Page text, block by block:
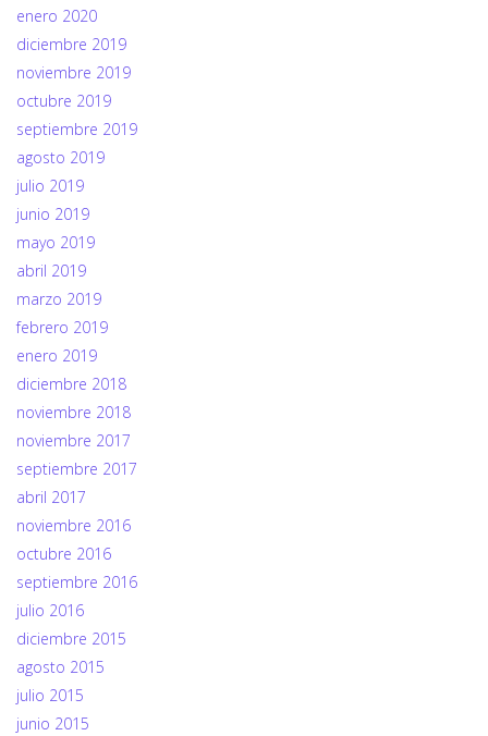
enero 2020
diciembre 2019
noviembre 2019
octubre 2019
septiembre 2019
agosto 2019
julio 2019
junio 2019
mayo 2019
abril 2019
marzo 2019
febrero 2019
enero 2019
diciembre 2018
noviembre 2018
noviembre 2017
septiembre 2017
abril 2017
noviembre 2016
octubre 2016
septiembre 2016
julio 2016
diciembre 2015
agosto 2015
julio 2015
junio 2015